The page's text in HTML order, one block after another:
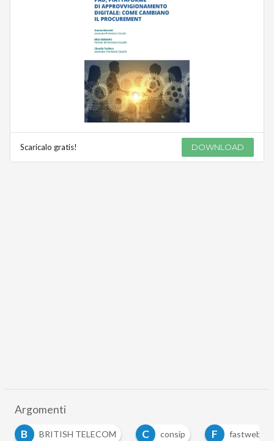
Scaricalo gratis! DOWNLOAD
Argomenti
B
BRITISH TELECOM C consip F fastweb